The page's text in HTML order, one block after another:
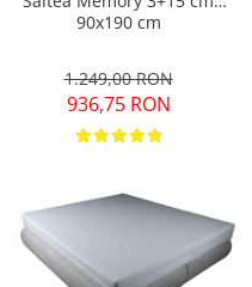
90x190 cm
1.249,00 RON
936,75 RON